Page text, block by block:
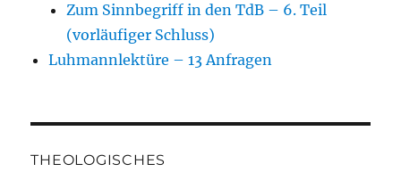
Zum Sinnbegriff in den TdB – 6. Teil
(vorläufiger Schluss)
Luhmannlektüre – 13 Anfragen
THEOLOGISCHES